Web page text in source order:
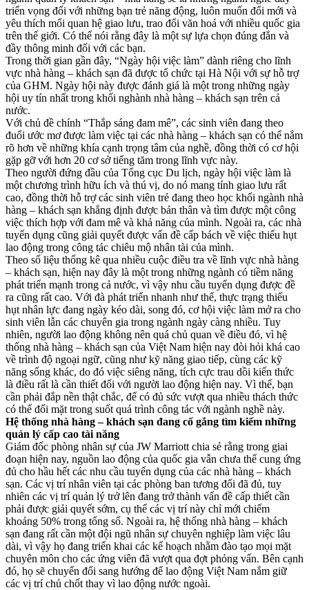
triển vọng đối với những bạn trẻ năng động, luôn muốn đổi mới và
yêu thích mối quan hệ giao lưu, trao đổi văn hoá với nhiều quốc gia
trên thế giới. Có thể nói rằng đây là một sự lựa chọn đúng đắn và
đầy thông minh đối với các bạn.
Trong thời gian gần đây, “Ngày hội việc làm” dành riêng cho lĩnh
vực nhà hàng – khách sạn đã được tổ chức tại Hà Nội với sự hỗ trợ
của GHM. Ngày hội này được đánh giá là một trong những ngày
hội uy tín nhất trong khối nghành nhà hàng – khách sạn trên cả
nước.
Với chủ đề chính “Thắp sáng đam mê”, các sinh viên đang theo
đuổi ước mơ được làm việc tại các nhà hàng – khách sạn có thể nắm
rõ hơn về những khía cạnh trọng tâm của nghề, đồng thời có cơ hội
gặp gỡ với hơn 20 cơ sở tiếng tăm trong lĩnh vực này.
Theo người đứng đầu của Tổng cục Du lịch, ngày hội việc làm là
một chương trình hữu ích và thú vị, do nó mang tính giao lưu rất
cao, đồng thời hỗ trợ các sinh viên trẻ đang theo học khối ngành nhà
hàng – khách sạn khẳng định được bản thân và tìm được một công
việc thích hợp với đam mê và khả năng của mình. Ngoài ra, các nhà
tuyển dụng cũng giải quyết được vấn đề cấp bách về việc thiếu hụt
lao động trong công tác chiêu mộ nhân tài của mình.
Theo số liệu thống kê qua nhiều cuộc điều tra về lĩnh vực nhà hàng
– khách sạn, hiện nay đây là một trong những ngành có tiềm năng
phát triển mạnh trong cả nước, vì vậy nhu cầu tuyển dụng được đề
ra cũng rất cao. Với đà phát triển nhanh như thế, thực trạng thiếu
hụt nhân lực đang ngày kéo dài, song đó, cơ hội việc làm mở ra cho
sinh viên lẫn các chuyên gia trong ngành ngày càng nhiều. Tuy
nhiên, người lao động không nên quá chủ quan về điều đó, vì hệ
thống nhà hàng – khách sạn của Việt Nam hiện nay đòi hỏi khá cao
về trình độ ngoại ngữ, cũng như kỹ năng giao tiếp, cùng các kỹ
năng sống khác, do đó việc siêng năng, tích cực trau dồi kiến thức
là điều rất là cần thiết đối với người lao động hiện nay. Vì thế, bạn
cần phải đắp nền thật chắc, để có đủ sức vượt qua nhiều thách thức
có thể đối mặt trong suốt quá trình công tác với ngành nghề này.
Hệ thống nhà hàng – khách sạn đang cố gắng tìm kiếm những
quản lý cấp cao tài năng
Giám đốc phòng nhân sự của JW Marriott chia sẻ rằng trong giai
đoạn hiện nay, nguồn lao động của quốc gia vẫn chưa thể cung ứng
đủ cho hầu hết các nhu cầu tuyển dụng của các nhà hàng – khách
sạn. Các vị trí nhân viên tại các phòng ban tương đối đã đủ, tuy
nhiên các vị trí quản lý trở lên đang trở thành vấn đề cấp thiết cần
phải được giải quyết sớm, cụ thể các vị trí này chỉ mới chiếm
khoảng 50% trong tổng số. Ngoài ra, hệ thống nhà hàng – khách
sạn đang rất cần một đội ngũ nhân sự chuyên nghiệp làm việc lâu
dài, vì vậy họ đang triển khai các kế hoạch nhằm đào tạo mọi mặt
chuyên môn cho các ứng viên đã vượt qua đợt phỏng vấn. Bên cạnh
đó, họ sẽ chuyển đổi sang hướng để lao động Việt Nam nắm giữ
các vị trí chủ chốt thay vì lao động nước ngoài.